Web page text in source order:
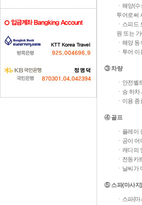
ㆍ해양(
투어로써
ㆍ스피드
원 또는
ㆍ해양
ㆍ투어
③ 차량
ㆍ안전벨
ㆍ승 하
ㆍ이용
④ 골프
ㆍ플레이
ㆍ공이
ㆍ캐디의
ㆍ전동카
ㆍ날씨가
⑤ 스파(마사지
ㆍ스파(